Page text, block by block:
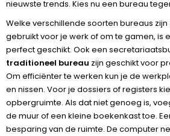
nieuwste trends. Kies nu een bureau
Welke verschillende soorten bureaus
gebruikt voor je werk of om te gamen, is
perfect geschikt. Ook een
traditioneel bureau zijn geschikt voor
Om efficiënter te werken kun je de
en nissen. Voor je dossiers of registers
opbergruimte. Als dat niet genoeg is,
de muur of een kleine boekenkast toe.
besparing van de ruimte. De computer